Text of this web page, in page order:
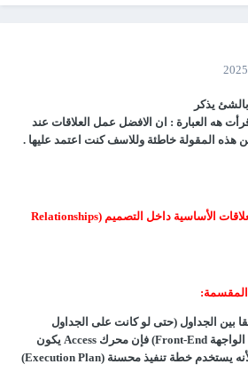
يذكر
هه العبارة ان الافضل عمل العلاقات عند
هذه المقولة خاطئة وللاسف كنت اعتمد عليها .
الأفضل والأسرع هو: إنشاء العلاقات الأساسية داخل التصميم (Relationships
بين الجداول (حتى لو كانت على الجداول
المرتبطة Linked Tables في الواجهة Front-End) فإن محرك Access يكون
أسرع في تنفيذ الاستعلامات لأنه يستخدم خطة تنفيذ محسنة (Execution Plan)